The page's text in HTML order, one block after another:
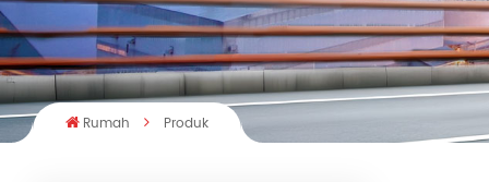
Rumah Produk